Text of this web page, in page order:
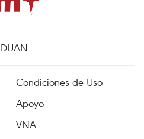
Condiciones de Uso
Apoyo
VNA